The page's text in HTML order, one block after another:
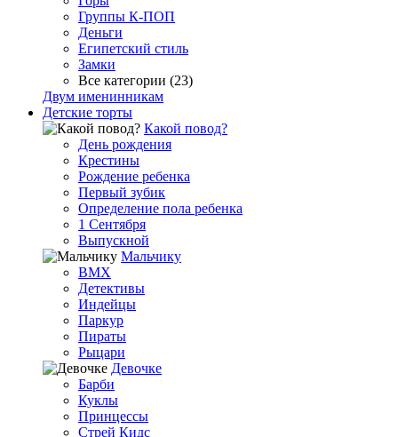
Группы К-ПОП
Деньги
Египетский стиль
Замки
Все категории (23)
Двум именинникам
Детские торты
Какой повод?
День рождения
Крестины
Рождение ребенка
Первый зубик
Определение пола ребенка
1 Сентября
Выпускной
Мальчику
BMX
Детективы
Индейцы
Паркур
Пираты
Рыцари
Девочке
Барби
Куклы
Принцессы
Стрей Кидс